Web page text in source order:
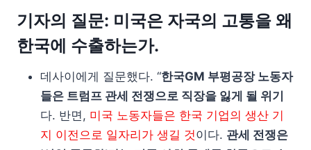
기자의 질문: 미국은 자국의 고통을 왜
한국에 수출하는가.
데사이에게 질문했다. “한국GM 부평공장 노동자
들은 트럼프 관세 전쟁으로 직장을 잃게 될 위기
다. 반면, 미국 노동자들은 한국 기업의 생산 기
지 이전으로 일자리가 생길 것이다. 관세 전쟁은